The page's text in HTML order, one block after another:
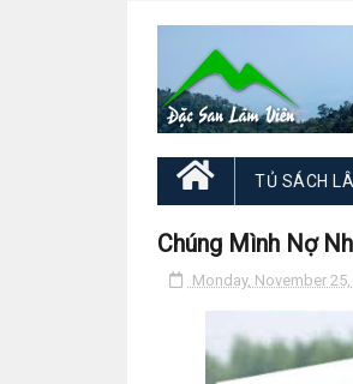
TỦ SÁCH
Chúng Mình Nợ
Monday, November